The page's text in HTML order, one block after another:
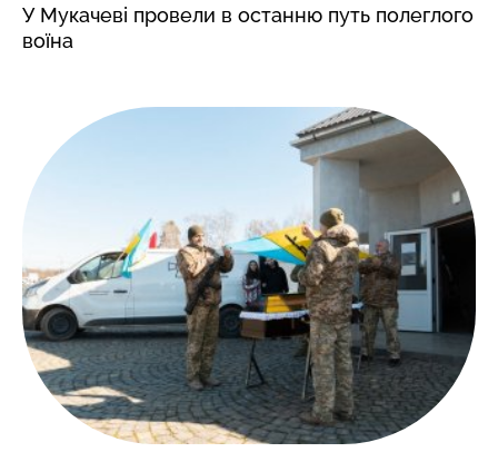
У Мукачеві провели в останню путь полеглого
воїна